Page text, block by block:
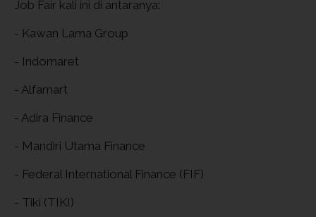
Job Fair kali ini di antaranya:
- Kawan Lama Group
- Indomaret
- Alfamart
- Adira Finance
- Mandiri Utama Finance
- Federal International Finance (FIF)
- Tiki (TIKI)